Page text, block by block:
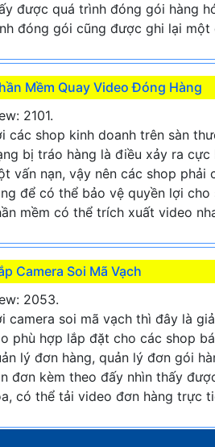
được quá trình đóng gói hàng
đóng gói cũng được ghi lại một
Mềm Quay Video Đóng Hàng
2101.
các shop kinh doanh trên sàn
bị tráo hàng là điều xảy ra cực
vấn nạn, vậy nên các shop phải
để có thể bảo vệ quyền lợi
mềm có thể trích xuất video
Camera Soi Mã Vạch
2053.
camera soi mã vạch thì đây là
phù hợp lắp đặt cho các shop
lý đơn hàng, quản lý đơn gói
đơn kèm theo đấy nhìn thấy
có thể tải video đơn hàng trực